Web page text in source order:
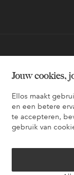
Jouw cookies,
Ellos maakt
en een betere
te accepteren,
gebruik van
Wil je